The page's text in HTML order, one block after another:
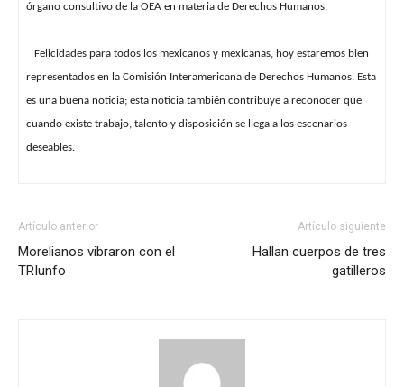
órgano consultivo de la OEA en materia de Derechos Humanos.
Felicidades para todos los mexicanos y mexicanas, hoy estaremos bien
representados en la Comisión Interamericana de Derechos Humanos. Esta
es una buena noticia; esta noticia también contribuye a reconocer que
cuando existe trabajo, talento y disposición se llega a los escenarios
deseables.
Artículo anterior
Morelianos vibraron con el
TRIunfo
Artículo siguiente
Hallan cuerpos de tres
gatilleros